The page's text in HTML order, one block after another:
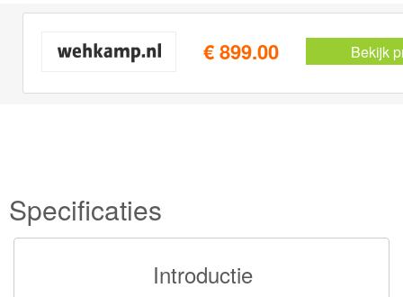
€ 899.00 Bekijk
Specificaties
Introductie